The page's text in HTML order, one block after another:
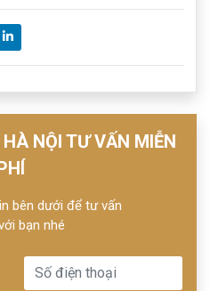
NỘI TƯ VẤN MIỄN
bên dưới để tư vấn
bạn nhé